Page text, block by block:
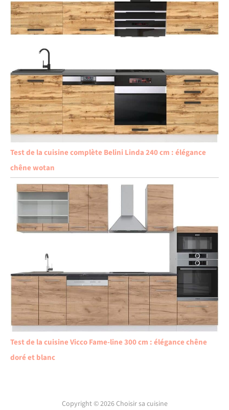
Test de la cuisine complète Belini Linda 240 cm : élégance
chêne wotan
Test de la cuisine Vicco Fame-line 300 cm : élégance chêne
doré et blanc
Copyright © 2026 Choisir sa cuisine